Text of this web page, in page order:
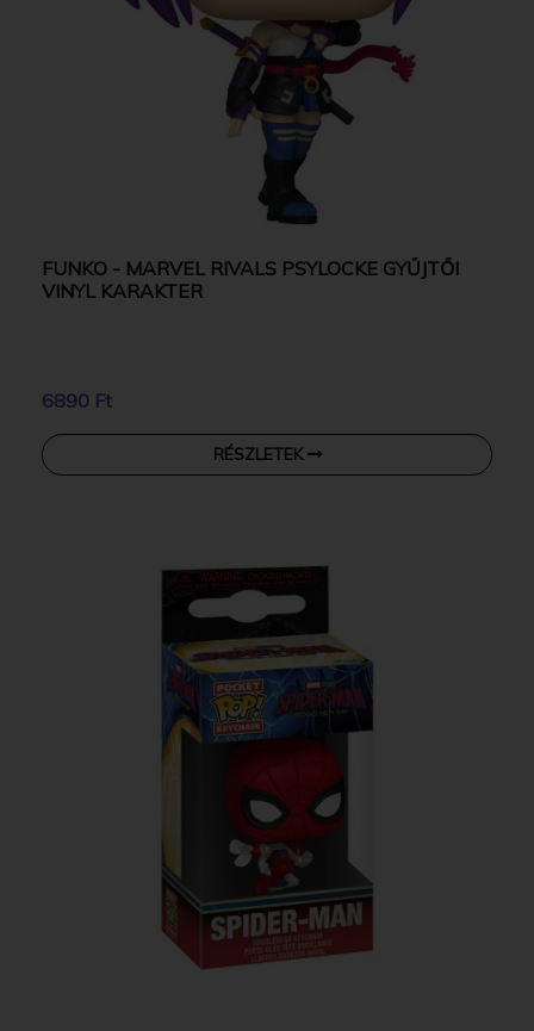
FUNKO - MARVEL RIVALS PSYLOCKE GYŰJTŐI
VINYL KARAKTER
6890 Ft
RÉSZLETEK